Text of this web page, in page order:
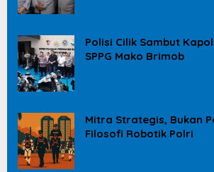
Polisi Cilik Sambut
SPPG Mako Brimob
Mitra Strategis, Bukan
Filosofi Robotik Polri